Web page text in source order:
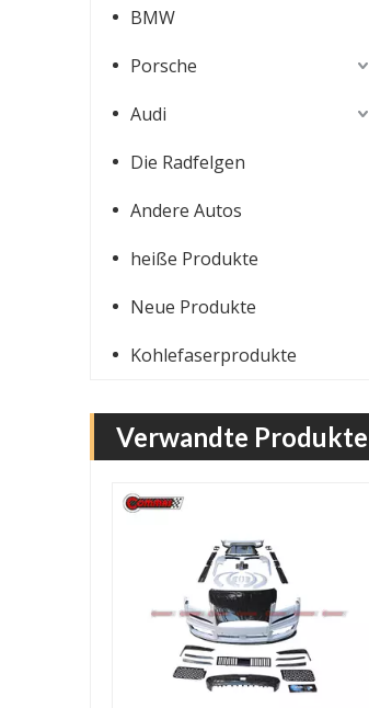
BMW
Porsche
Audi
Die Radfelgen
Andere Autos
heiße Produkte
Neue Produkte
Kohlefaserprodukte
Verwandte Produkte
McLaren 540c 570s 570gt 600LT Bodykit
Mansory-Karosseriesatz aus halber Kohlefaser für Rolls Royce Cullinan